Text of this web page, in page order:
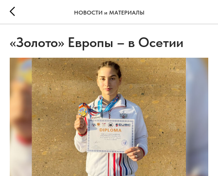
НОВОСТИ и МАТЕРИАЛЫ
«Золото» Европы – в Осетии